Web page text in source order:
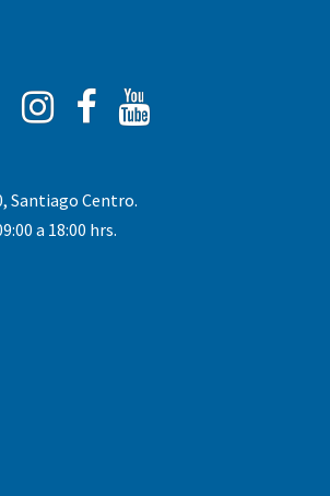
Instagram
Facebook
Tube
Santiago Centro.
a 18:00 hrs.